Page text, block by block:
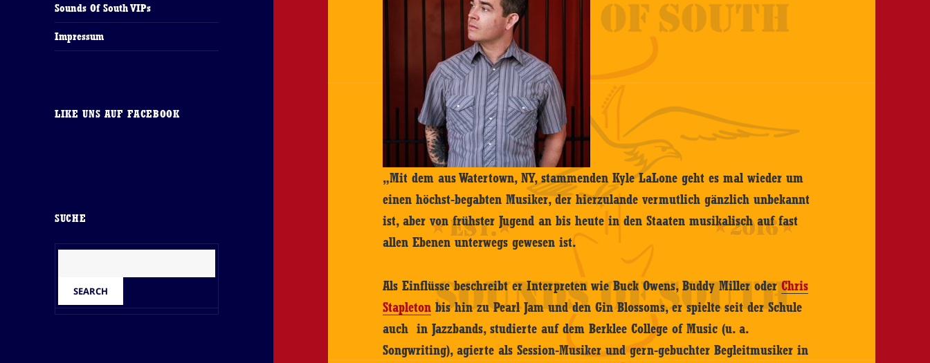
Sounds Of South VIPs
Impressum
LIKE UNS AUF FACEBOOK
SUCHE
„Mit dem aus Watertown, NY, stammenden Kyle LaLone geht es mal wieder um
einen höchst-begabten Musiker, der hierzulande vermutlich gänzlich unbekannt
ist, aber von frühster Jugend an bis heute in den Staaten musikalisch auf fast
allen Ebenen unterwegs gewesen ist.
Als Einflüsse beschreibt er Interpreten wie Buck Owens, Buddy Miller oderChris
Stapleton bis hin zu Pearl Jam und den Gin Blossoms, er spielte seit der Schule
auch in Jazzbands, studierte auf dem Berklee College of Music (u. a.
Songwriting), agierte als Session-Musiker und gern-gebuchter Begleitmusiker in